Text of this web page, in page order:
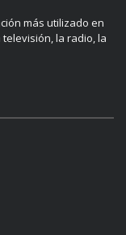
más utilizado en
la radio, la